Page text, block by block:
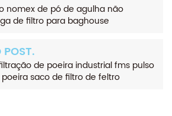
nomex de pó de agulha não
de filtro para baghouse
de poeira industrial fms pulso
saco de filtro de feltro